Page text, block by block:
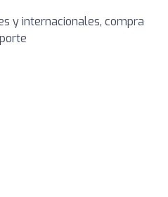
y internacionales, compra